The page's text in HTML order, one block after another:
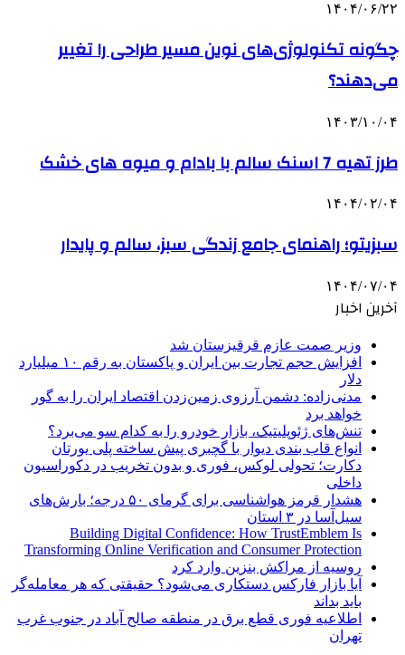
۱۴۰۴/۰۶/۲۲
چگونه تکنولوژی‌های نوین مسیر طراحی را تغییر
می‌دهند؟
۱۴۰۳/۱۰/۰۴
طرز تهیه 7 اسنک سالم با بادام و میوه های خشک
۱۴۰۴/۰۲/۰۴
سبزیتو؛ راهنمای جامع زندگی سبز، سالم و پایدار
۱۴۰۴/۰۷/۰۴
آخرین اخبار
وزیر صمت عازم قرقیزستان شد
افزایش حجم تجارت بین ایران و پاکستان به رقم ۱۰ میلیارد
دلار
مدنی‌زاده: دشمن آرزوی زمین‌زدن اقتصاد ایران را به گور
خواهد برد
تنش‌های ژئوپلیتیک، بازار خودرو را به کدام سو می‌برد؟
انواع قاب بندی دیوار با گچبری پیش ساخته پلی یورتان
دکارت؛ تحولی لوکس، فوری و بدون تخریب در دکوراسیون
داخلی
هشدار قرمز هواشناسی برای گرمای ۵۰ درجه؛ بارش‌های
سیل‌آسا در ۳ استان
Building Digital Confidence: How TrustEmblem Is
Transforming Online Verification and Consumer Protection
روسیه از مراکش بنزین وارد کرد
آیا بازار فارکس دستکاری می‌شود؟ حقیقتی که هر معامله‌گر
باید بداند
اطلاعیه فوری قطع برق در منطقه صالح آباد در جنوب غرب
تهران